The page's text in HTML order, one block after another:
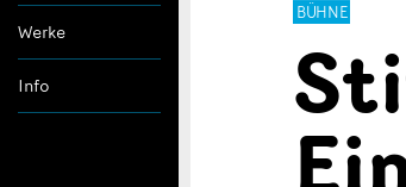
Werke
Info
BÜHNE